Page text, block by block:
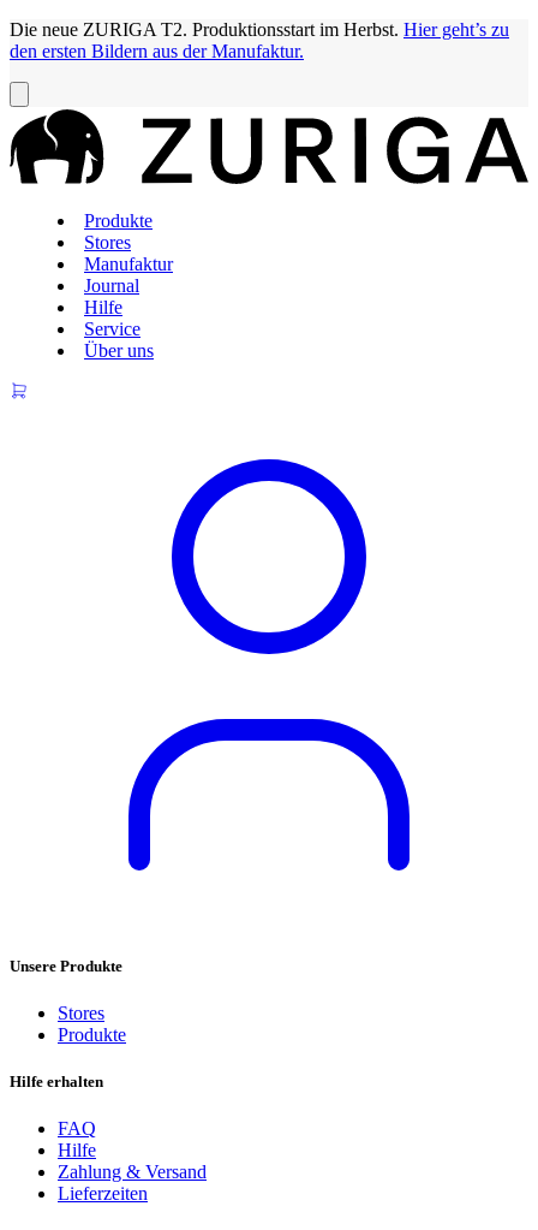
Die neue ZURIGA T2. Produktionsstart im Herbst. Hier geht’s zu
den ersten Bildern aus der Manufaktur.
Produkte
Stores
Manufaktur
Journal
Hilfe
Service
Über uns
Unsere Produkte
Stores
Produkte
Hilfe erhalten
FAQ
Hilfe
Zahlung & Versand
Lieferzeiten